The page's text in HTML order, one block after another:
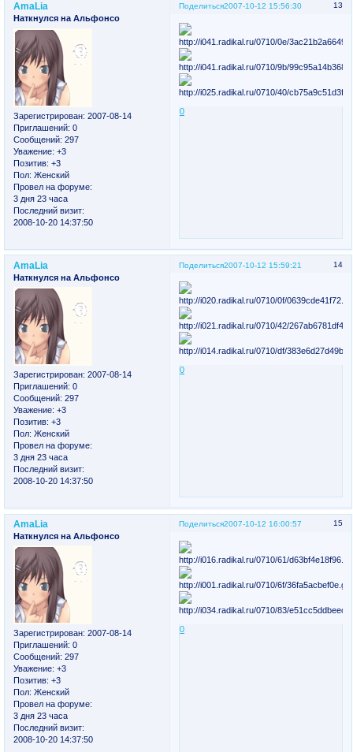
Поделиться 13
2007-10-12 15:56:30
AmaLia
Наткнулся на Альфонсо
Зарегистрирован: 2007-08-14
Приглашений: 0
Сообщений: 297
Уважение: +3
Позитив: +3
Пол: Женский
Провел на форуме:
3 дня 23 часа
Последний визит:
2008-10-20 14:37:50
0
Поделиться 14
2007-10-12 15:59:21
AmaLia
Наткнулся на Альфонсо
Зарегистрирован: 2007-08-14
Приглашений: 0
Сообщений: 297
Уважение: +3
Позитив: +3
Пол: Женский
Провел на форуме:
3 дня 23 часа
Последний визит:
2008-10-20 14:37:50
0
Поделиться 15
2007-10-12 16:00:57
AmaLia
Наткнулся на Альфонсо
Зарегистрирован: 2007-08-14
Приглашений: 0
Сообщений: 297
Уважение: +3
Позитив: +3
Пол: Женский
Провел на форуме:
3 дня 23 часа
Последний визит:
2008-10-20 14:37:50
0